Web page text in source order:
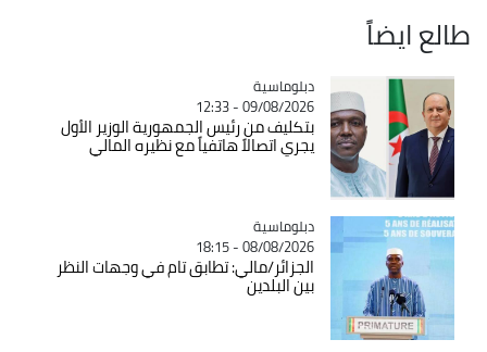
طالع ايضاً
Catégorie
دبلوماسية
09/08/2026 - 12:33
بتكليف من رئيس الجمهورية الوزير الأول
يجري اتصالاً هاتفياً مع نظيره المالي
Catégorie
دبلوماسية
08/08/2026 - 18:15
الجزائر/مالي: تطابق تام في وجهات النظر
بين البلدين